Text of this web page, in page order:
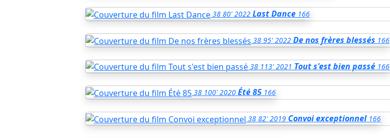
38 80' 2022 Last Dance 166
38 95' 2022 De nos frères blessés 166
38 113' 2021 Tout s'est bien passé 166
38 100' 2020 Été 85 166
38 82' 2019 Convoi exceptionnel 166